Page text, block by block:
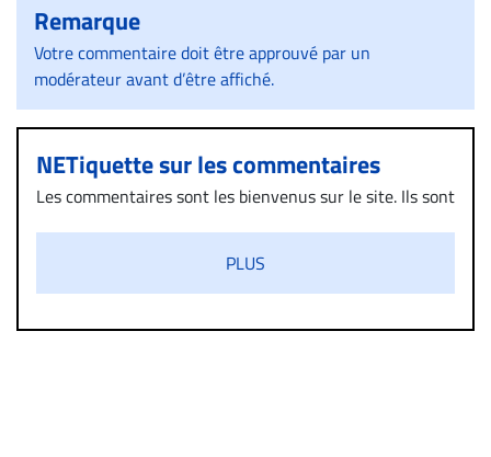
Remarque
Votre commentaire doit être approuvé par un
modérateur avant d’être affiché.
NETiquette sur les commentaires
Les commentaires sont les bienvenus sur le site. Ils sont
diffamatoire. Si malgré cette politique de modération,
un commentaire publié sur le site vous dérange, prenez
immédiatement contact par courriel (info@droit-
PLUS